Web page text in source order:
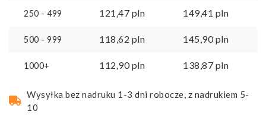
250 - 499 121,47 pln 149,41 pln
500 - 999 118,62 pln 145,90pln
1000+ 112,90pln 138,87 pln
Wysyłka bez nadruku 1-3 dni robocze, z nadrukiem 5-
10